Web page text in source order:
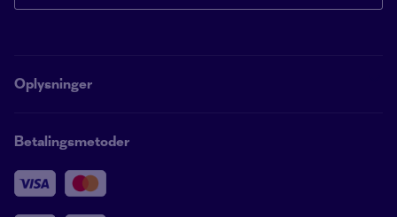
Oplysninger
Betalingsmetoder